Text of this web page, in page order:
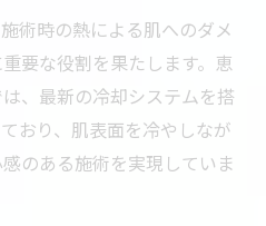
術時の熱による肌へのダメ
要な役割を果たします。恵
、最新の冷却システムを搭
おり、肌表面を冷やしなが
のある施術を実現していま